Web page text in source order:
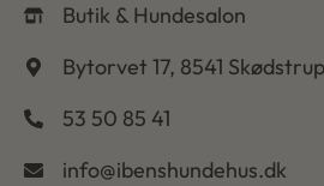
Butik & Hundesalon
Bytorvet 17, 8541 Skødstrup
53 50 85 41
info@ibenshundehus.dk